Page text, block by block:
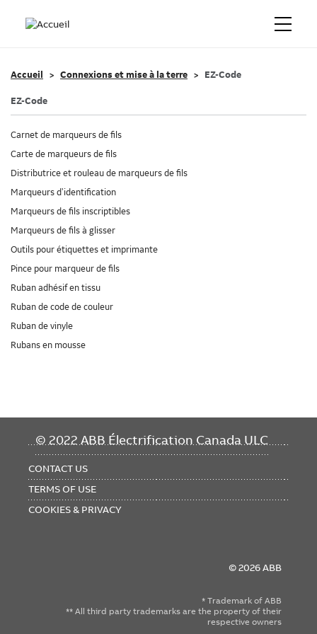
Accueil Connexions et mise à la terre EZ-Code
EZ-Code
Carnet de marqueurs de fils
Carte de marqueurs de fils
Distributrice et rouleau de marqueurs de fils
Marqueurs d'identification
Marqueurs de fils inscriptibles
Marqueurs de fils à glisser
Outils pour étiquettes et imprimante
Pince pour marqueur de fils
Ruban adhésif en tissu
Ruban de code de couleur
Ruban de vinyle
Rubans en mousse
© 2022 ABB Électrification Canada ULC
FOOTER
CONTACT US
TERMS OF USE
COOKIES & PRIVACY
© 2026 ABB
* Trademark of ABB
** All third party trademarks are the property of their
respective owners